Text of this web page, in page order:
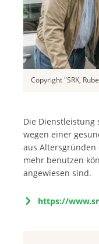
Copyright "SRK,
Die Dienstleistung
wegen einer
aus
mehr benutzen
angewiesen sind.
https://